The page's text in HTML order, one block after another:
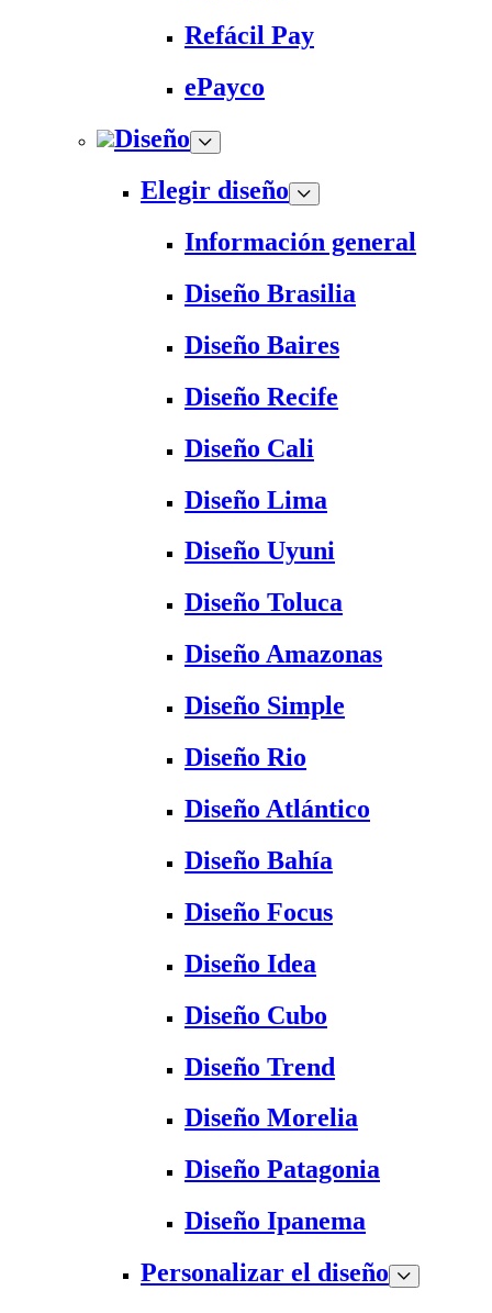
Refácil Pay
ePayco
Diseño
Elegir diseño
Información general
Diseño Brasilia
Diseño Baires
Diseño Recife
Diseño Cali
Diseño Lima
Diseño Uyuni
Diseño Toluca
Diseño Amazonas
Diseño Simple
Diseño Rio
Diseño Atlántico
Diseño Bahía
Diseño Focus
Diseño Idea
Diseño Cubo
Diseño Trend
Diseño Morelia
Diseño Patagonia
Diseño Ipanema
Personalizar el diseño